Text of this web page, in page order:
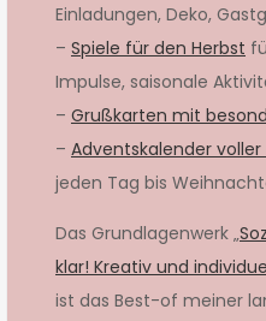
Einladungen, Deko,
– Spiele für den Herbst
Impulse, saisonale
– Grußkarten mit
– Adventskalender
jeden Tag bis
Das Grundlagenwerk „
klar! Kreativ und
ist das Best-of meiner